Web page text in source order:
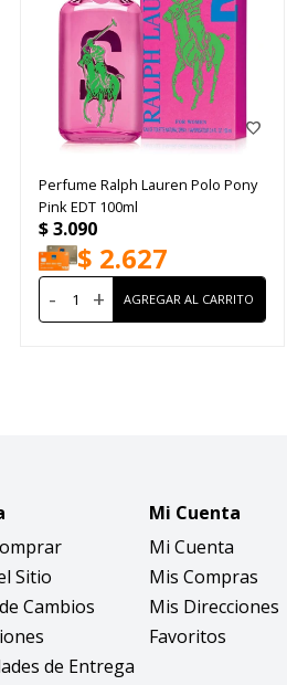
Perfume Ralph Lauren Polo Pony
Pink EDT 100ml
$3.090
$ 2.627
- +
Sitio
Cambios
de Entrega
Mi Cuenta
Mi Cuenta
Mis Compras
Mis Direcciones
Favoritos